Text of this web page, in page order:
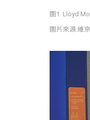
圖1. Lloyd
圖片來源:維